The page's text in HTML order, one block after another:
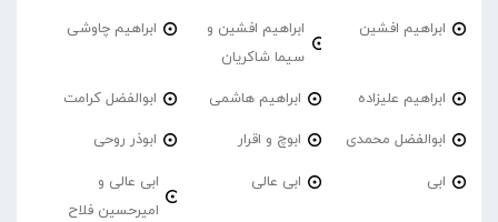
ابراهیم افشین
ابراهیم افشین و
سیما شاکریان
ابراهیم چاوشی
ابراهیم علیزاده ابراهیم هاشمی ابوالفضل کرامت
ابوالفضل محمدی ابوچ و اقرار ابوذر روحی
ابی ابی عالی
ابی عالی و
امیرحسین فلاح